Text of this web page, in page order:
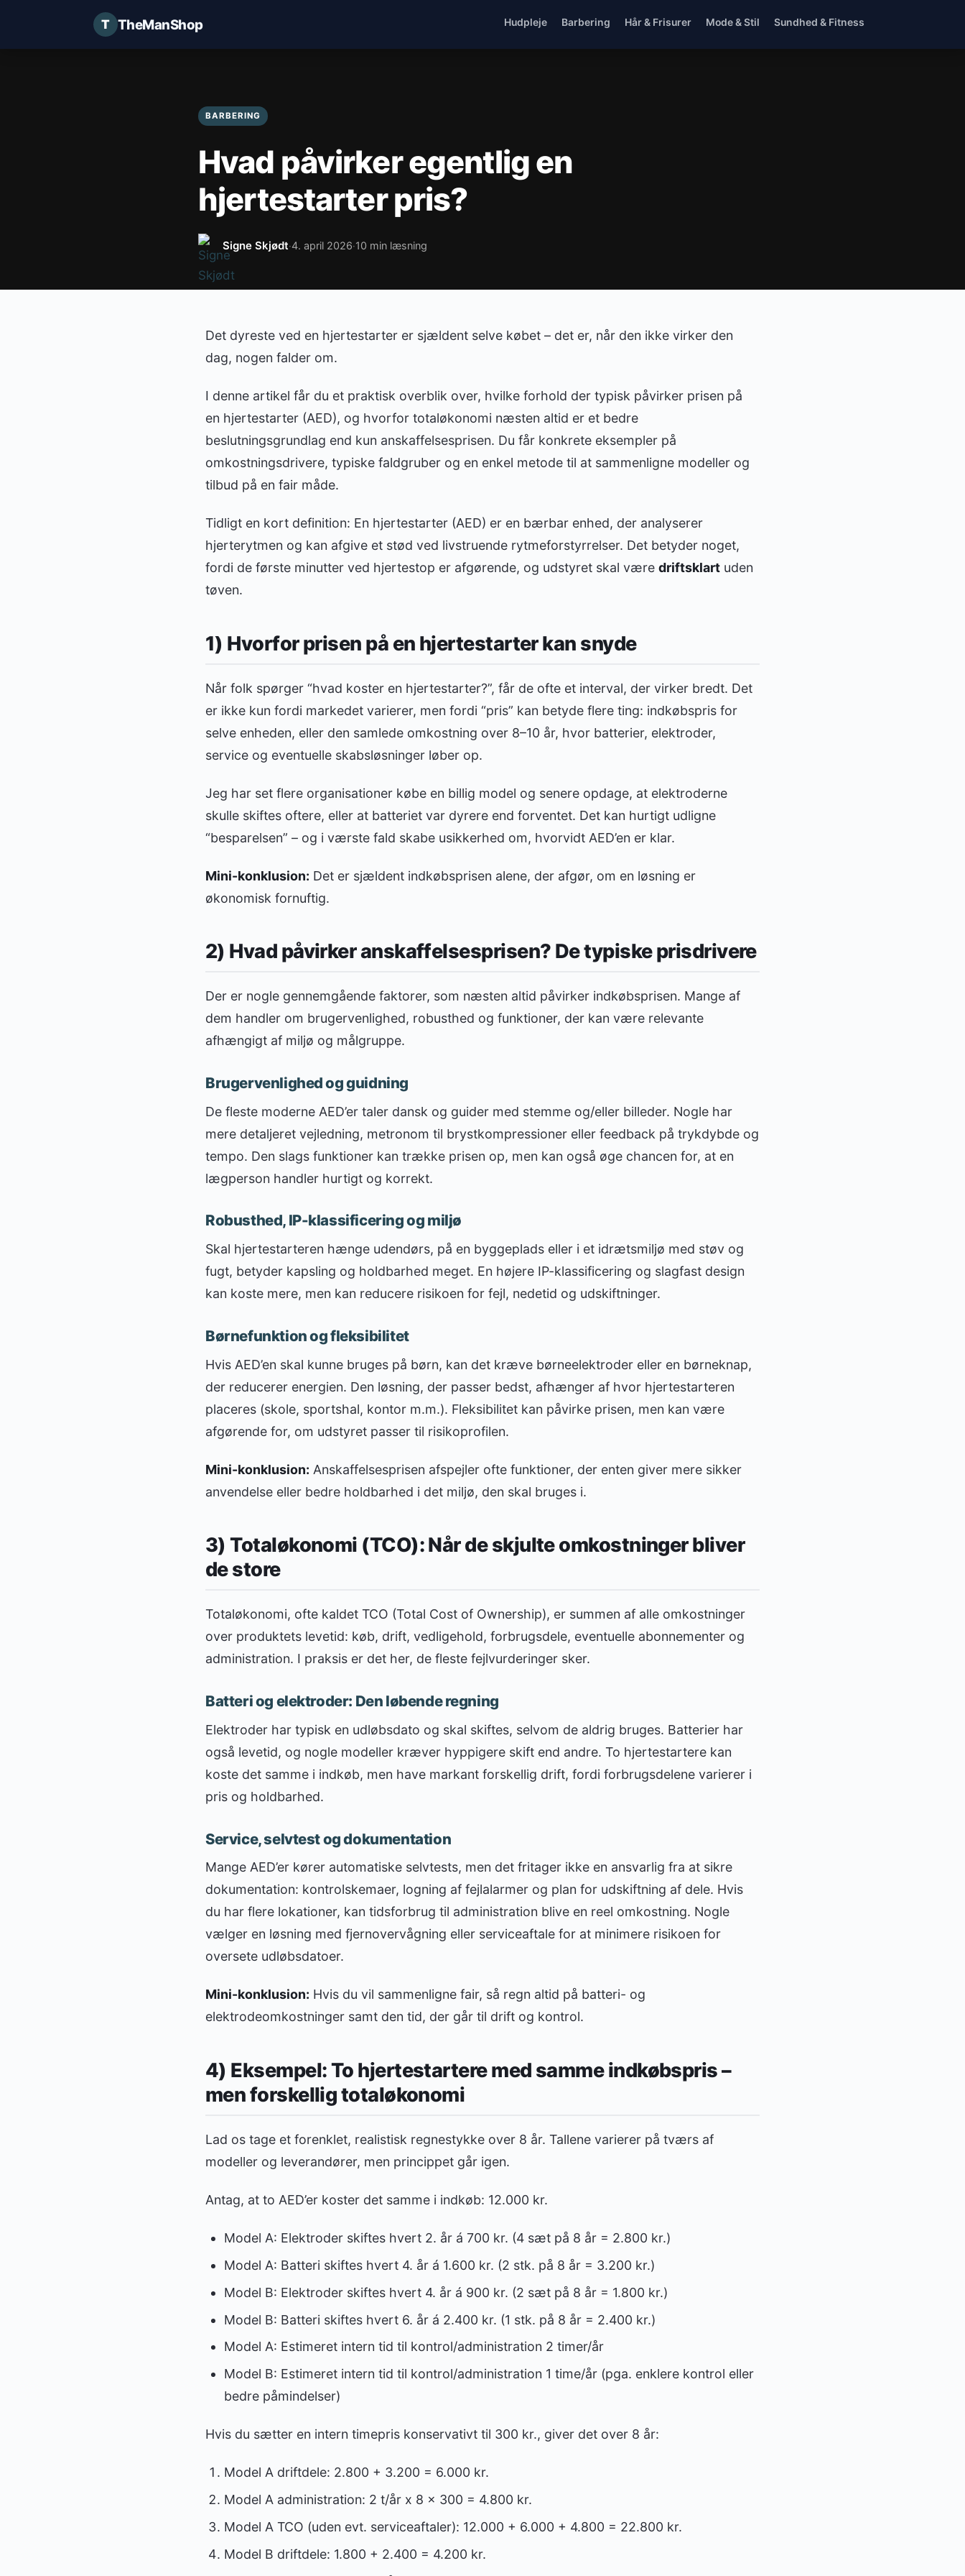
TheManShop Hudpleje Barbering Hår & Frisurer Mode & Stil Sundhed & Fitness
BARBERING
Hvad påvirker egentlig en
hjertestarter pris?
Signe Skjødt·4. april 2026·10 min læsning
Det dyreste ved en hjertestarter er sjældent selve købet – det er, når den ikke virker den
dag, nogen falder om.
I denne artikel får du et praktisk overblik over, hvilke forhold der typisk påvirker prisen på
en hjertestarter (AED), og hvorfor totaløkonomi næsten altid er et bedre
beslutningsgrundlag end kun anskaffelsesprisen. Du får konkrete eksempler på
omkostningsdrivere, typiske faldgruber og en enkel metode til at sammenligne modeller og
tilbud på en fair måde.
Tidligt en kort definition: En hjertestarter (AED) er en bærbar enhed, der analyserer
hjerterytmen og kan afgive et stød ved livstruende rytmeforstyrrelser. Det betyder noget,
fordi de første minutter ved hjertestop er afgørende, og udstyret skal være driftsklart uden
tøven.
1) Hvorfor prisen på en hjertestarter kan snyde
Når folk spørger “hvad koster en hjertestarter?”, får de ofte et interval, der virker bredt. Det
er ikke kun fordi markedet varierer, men fordi “pris” kan betyde flere ting: indkøbspris for
selve enheden, eller den samlede omkostning over 8–10 år, hvor batterier, elektroder,
service og eventuelle skabsløsninger løber op.
Jeg har set flere organisationer købe en billig model og senere opdage, at elektroderne
skulle skiftes oftere, eller at batteriet var dyrere end forventet. Det kan hurtigt udligne
“besparelsen” – og i værste fald skabe usikkerhed om, hvorvidt AED’en er klar.
Mini-konklusion: Det er sjældent indkøbsprisen alene, der afgør, om en løsning er
økonomisk fornuftig.
2) Hvad påvirker anskaffelsesprisen? De typiske prisdrivere
Der er nogle gennemgående faktorer, som næsten altid påvirker indkøbsprisen. Mange af
dem handler om brugervenlighed, robusthed og funktioner, der kan være relevante
afhængigt af miljø og målgruppe.
Brugervenlighed og guidning
De fleste moderne AED’er taler dansk og guider med stemme og/eller billeder. Nogle har
mere detaljeret vejledning, metronom til brystkompressioner eller feedback på trykdybde og
tempo. Den slags funktioner kan trække prisen op, men kan også øge chancen for, at en
lægperson handler hurtigt og korrekt.
Robusthed, IP-klassificering og miljø
Skal hjertestarteren hænge udendørs, på en byggeplads eller i et idrætsmiljø med støv og
fugt, betyder kapsling og holdbarhed meget. En højere IP-klassificering og slagfast design
kan koste mere, men kan reducere risikoen for fejl, nedetid og udskiftninger.
Børnefunktion og fleksibilitet
Hvis AED’en skal kunne bruges på børn, kan det kræve børneelektroder eller en børneknap,
der reducerer energien. Den løsning, der passer bedst, afhænger af hvor hjertestarteren
placeres (skole, sportshal, kontor m.m.). Fleksibilitet kan påvirke prisen, men kan være
afgørende for, om udstyret passer til risikoprofilen.
Mini-konklusion: Anskaffelsesprisen afspejler ofte funktioner, der enten giver mere sikker
anvendelse eller bedre holdbarhed i det miljø, den skal bruges i.
3) Totaløkonomi (TCO): Når de skjulte omkostninger bliver
de store
Totaløkonomi, ofte kaldet TCO (Total Cost of Ownership), er summen af alle omkostninger
over produktets levetid: køb, drift, vedligehold, forbrugsdele, eventuelle abonnementer og
administration. I praksis er det her, de fleste fejlvurderinger sker.
Batteri og elektroder: Den løbende regning
Elektroder har typisk en udløbsdato og skal skiftes, selvom de aldrig bruges. Batterier har
også levetid, og nogle modeller kræver hyppigere skift end andre. To hjertestartere kan
koste det samme i indkøb, men have markant forskellig drift, fordi forbrugsdelene varierer i
pris og holdbarhed.
Service, selvtest og dokumentation
Mange AED’er kører automatiske selvtests, men det fritager ikke en ansvarlig fra at sikre
dokumentation: kontrolskemaer, logning af fejlalarmer og plan for udskiftning af dele. Hvis
du har flere lokationer, kan tidsforbrug til administration blive en reel omkostning. Nogle
vælger en løsning med fjernovervågning eller serviceaftale for at minimere risikoen for
oversete udløbsdatoer.
Mini-konklusion: Hvis du vil sammenligne fair, så regn altid på batteri- og
elektrodeomkostninger samt den tid, der går til drift og kontrol.
4) Eksempel: To hjertestartere med samme indkøbspris –
men forskellig totaløkonomi
Lad os tage et forenklet, realistisk regnestykke over 8 år. Tallene varierer på tværs af
modeller og leverandører, men princippet går igen.
Antag, at to AED’er koster det samme i indkøb: 12.000 kr.
Model A: Elektroder skiftes hvert 2. år á 700 kr. (4 sæt på 8 år = 2.800 kr.)
Model A: Batteri skiftes hvert 4. år á 1.600 kr. (2 stk. på 8 år = 3.200 kr.)
Model B: Elektroder skiftes hvert 4. år á 900 kr. (2 sæt på 8 år = 1.800 kr.)
Model B: Batteri skiftes hvert 6. år á 2.400 kr. (1 stk. på 8 år = 2.400 kr.)
Model A: Estimeret intern tid til kontrol/administration 2 timer/år
Model B: Estimeret intern tid til kontrol/administration 1 time/år (pga. enklere kontrol eller
bedre påmindelser)
Hvis du sætter en intern timepris konservativt til 300 kr., giver det over 8 år:
Model A driftdele: 2.800 + 3.200 = 6.000 kr.
Model A administration: 2 t/år x 8 x 300 = 4.800 kr.
Model A TCO (uden evt. serviceaftaler): 12.000 + 6.000 + 4.800 = 22.800 kr.
Model B driftdele: 1.800 + 2.400 = 4.200 kr.